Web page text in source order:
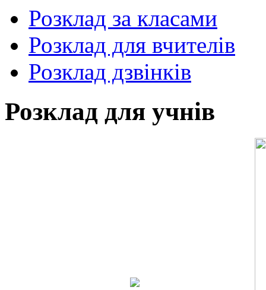
Розклад за класами
Розклад для вчителів
Розклад дзвінків
Розклад для учнів